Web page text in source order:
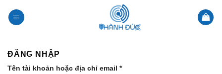
ĐĂNG NHẬP
Tên tài khoản hoặc địa chỉ email *